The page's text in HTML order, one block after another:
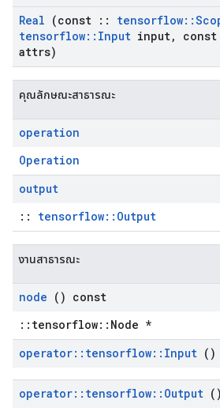
Real (const :: tensorflow::
tensorflow:: Input input, const
attrs)
คุณลักษณะสาธารณะ
operation
Operation
output
:: tensorflow::Output
งานสาธารณะ
node () const
::tensorflow::Node *
operator:: tensorflow:: Input ()
operator:: tensorflow:: Output